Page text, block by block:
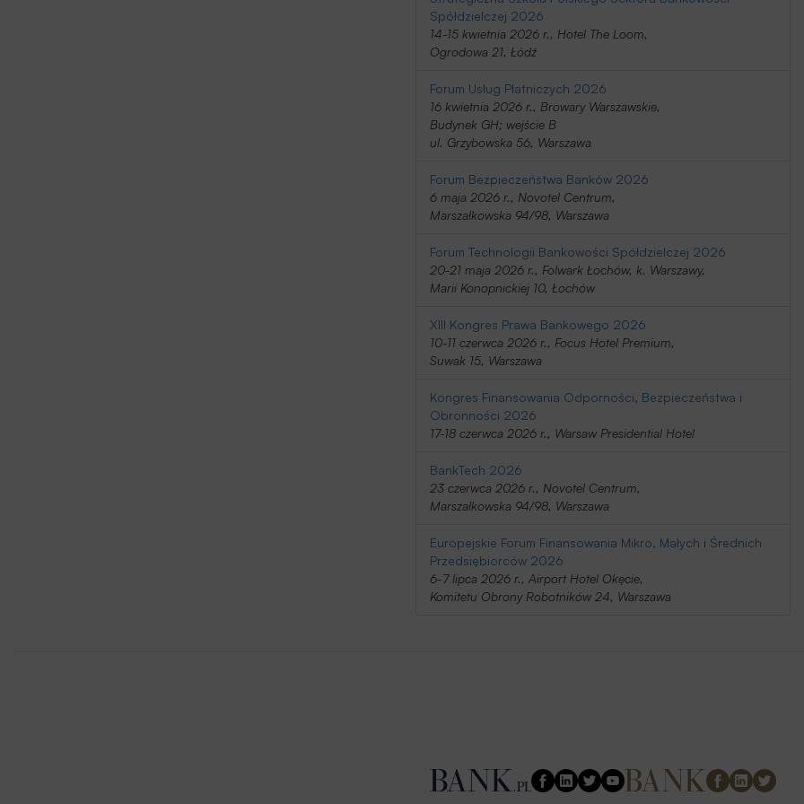
Spółdzielczej 2026
14-15 kwietnia 2026 r., Hotel The Loom,
Ogrodowa 21, Łódź
Forum Usług Płatniczych 2026
16 kwietnia 2026 r., Browary Warszawskie,
Budynek GH; wejście B
ul. Grzybowska 56, Warszawa
Forum Bezpieczeństwa Banków 2026
6 maja 2026 r., Novotel Centrum,
Marszałkowska 94/98, Warszawa
Forum Technologii Bankowości Spółdzielczej 2026
20-21 maja 2026 r., Folwark Łochów, k. Warszawy,
Marii Konopnickiej 10, Łochów
XIII Kongres Prawa Bankowego 2026
10-11 czerwca 2026 r., Focus Hotel Premium,
Suwak 15, Warszawa
Kongres Finansowania Odporności, Bezpieczeństwa i
Obronności 2026
17-18 czerwca 2026 r., Warsaw Presidential Hotel
BankTech 2026
23 czerwca 2026 r., Novotel Centrum,
Marszałkowska 94/98, Warszawa
Europejskie Forum Finansowania Mikro, Małych i Średnich
Przedsiębiorców 2026
6-7 lipca 2026 r., Airport Hotel Okęcie,
Komitetu Obrony Robotników 24, Warszawa